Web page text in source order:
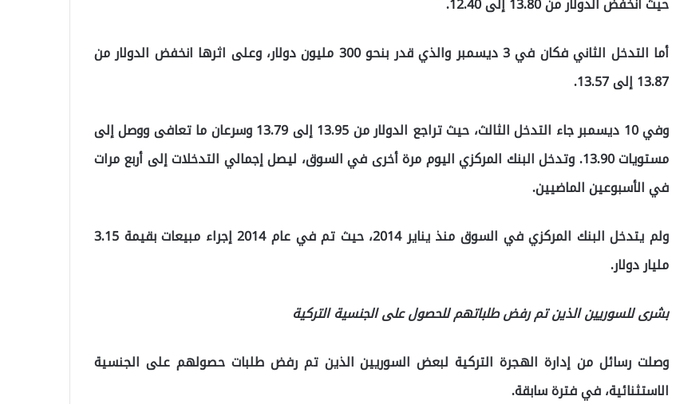
أما التدخل الثاني فكان في 3 ديسمبر والذي قدر بنحو 300 مليون دولار، وعلى اثرها انخفض الدولار من
13.87 إلى 13.57.
وفي 10 ديسمبر جاء التدخل الثالث، حيث تراجع الدولار من 13.95 إلى 13.79 وسرعان ما تعافى ووصل إلى
مستويات 13.90. وتدخل البنك المركزي اليوم مرة أخرى في السوق، ليصل إجمالي التدخلات إلى أربع مرات
في الأسبوعين الماضيين.
ولم يتدخل البنك المركزي في السوق منذ يناير 2014، حيث تم في عام 2014 إجراء مبيعات بقيمة 3.15
مليار دولار.
بشرى للسوريين الذين تم رفض طلباتهم للحصول على الجنسية التركية
وصلت رسائل من إدارة الهجرة التركية لبعض السوريين الذين تم رفض طلبات حصولهم على الجنسية
الاستثنائية، في فترة سابقة.